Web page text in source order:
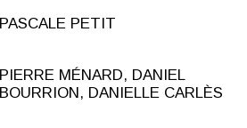
PASCALE PETIT
PIERRE MÉNARD, DANIEL
BOURRION, DANIELLE CARLÈS